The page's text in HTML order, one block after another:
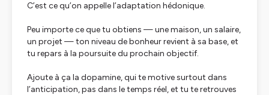
C’est ce qu’on appelle l’adaptation hédonique.
Peu importe ce que tu obtiens — une maison, un salaire,
un projet — ton niveau de bonheur revient à sa base, et
tu repars à la poursuite du prochain objectif.
Ajoute à ça la dopamine, qui te motive surtout dans
l’anticipation, pas dans le temps réel, et tu te retrouves